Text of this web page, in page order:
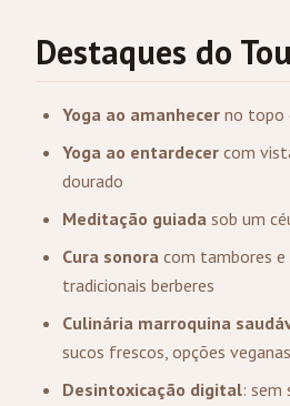
Destaques do
Yoga ao amanhecer no topo
Yoga ao entardecer com
dourado
Meditação guiada sob um
Cura sonora com tambores
tradicionais berberes
Culinária marroquina
sucos frescos, opções veganas
Desintoxicação digital: sem